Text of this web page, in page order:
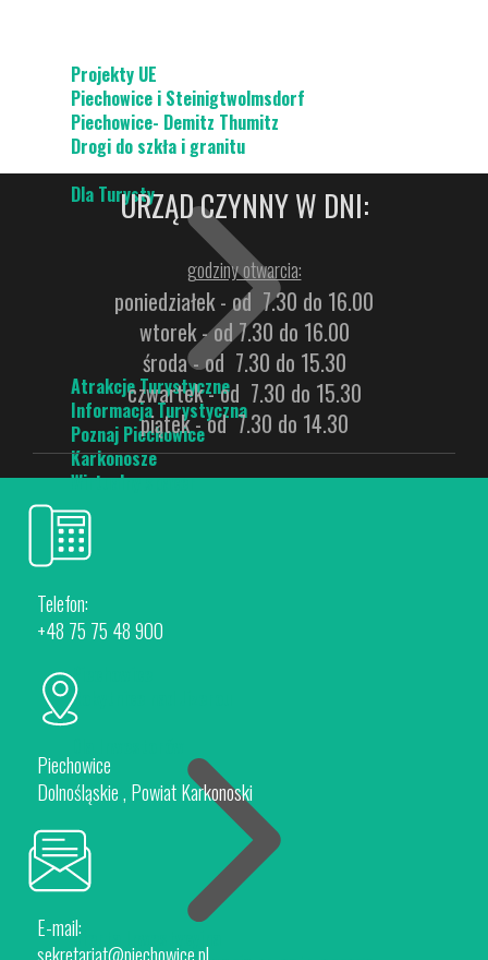
Projekty UE
Piechowice i Steinigtwolmsdorf
Piechowice- Demitz Thumitz
Drogi do szkła i granitu
Dla Turysty
Atrakcje Turystyczne
Informacja Turystyczna
Poznaj Piechowice
Karkonosze
Wirtualny spacer
Piechowice
Rokytnice nad Jizerou
Oferta Inwestycyjna
URZĄD CZYNNY W DNI:
godziny otwarcia:
poniedziałek - od 7.30 do 16.00
wtorek - od 7.30 do 16.00
środa - od 7.30 do 15.30
czwartek - od 7.30 do 15.30
piątek - od 7.30 do 14.30
Telefon:
+48 75 75 48 900
Piechowice
Dolnośląskie , Powiat Karkonoski
E-mail: